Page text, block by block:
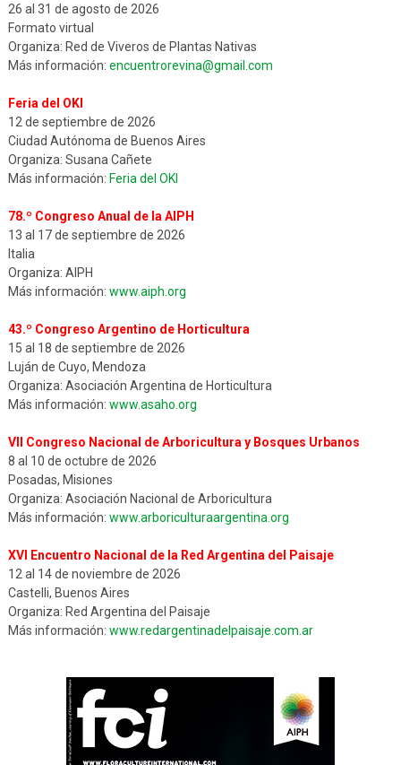
26 al 31 de agosto de 2026
Formato virtual
Organiza: Red de Viveros de Plantas Nativas
Más información: encuentrorevina@gmail.com
Feria del OKI
12 de septiembre de 2026
Ciudad Autónoma de Buenos Aires
Organiza: Susana Cañete
Más información: Feria del OKI
78.º Congreso Anual de la AIPH
13 al 17 de septiembre de 2026
Italia
Organiza: AIPH
Más información: www.aiph.org
43.º Congreso Argentino de Horticultura
15 al 18 de septiembre de 2026
Luján de Cuyo, Mendoza
Organiza: Asociación Argentina de Horticultura
Más información: www.asaho.org
VII Congreso Nacional de Arboricultura y Bosques Urbanos
8 al 10 de octubre de 2026
Posadas, Misiones
Organiza: Asociación Nacional de Arboricultura
Más información: www.arboriculturaargentina.org
XVI Encuentro Nacional de la Red Argentina del Paisaje
12 al 14 de noviembre de 2026
Castelli, Buenos Aires
Organiza: Red Argentina del Paisaje
Más información: www.redargentinadelpaisaje.com.ar